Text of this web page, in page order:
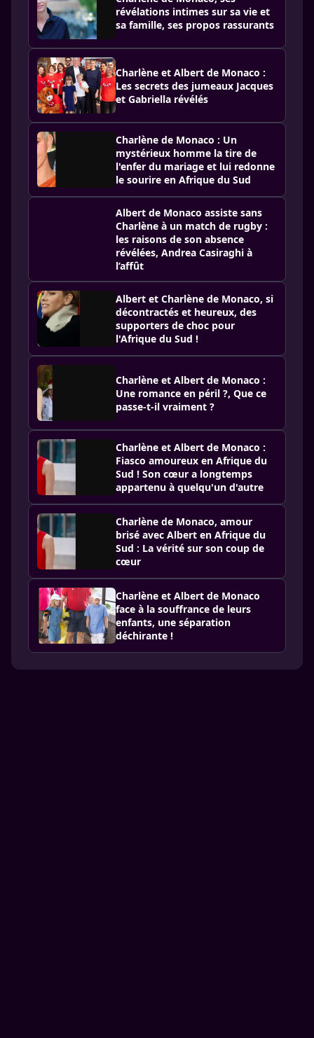
révélations intimes sur sa vie et
sa famille, ses propos rassurants
Charlène et Albert de Monaco :
Les secrets des jumeaux Jacques
et Gabriella révélés
Charlène de Monaco : Un
mystérieux homme la tire de
l'enfer du mariage et lui redonne
le sourire en Afrique du Sud
Albert de Monaco assiste sans
Charlène à un match de rugby :
les raisons de son absence
révélées, Andrea Casiraghi à
l’affût
Albert et Charlène de Monaco, si
décontractés et heureux, des
supporters de choc pour
l'Afrique du Sud !
Charlène et Albert de Monaco :
Une romance en péril ?, Que ce
passe-t-il vraiment ?
Charlène et Albert de Monaco :
Fiasco amoureux en Afrique du
Sud ! Son cœur a longtemps
appartenu à quelqu'un d'autre
Charlène de Monaco, amour
brisé avec Albert en Afrique du
Sud : La vérité sur son coup de
cœur
Charlène et Albert de Monaco
face à la souffrance de leurs
enfants, une séparation
déchirante !